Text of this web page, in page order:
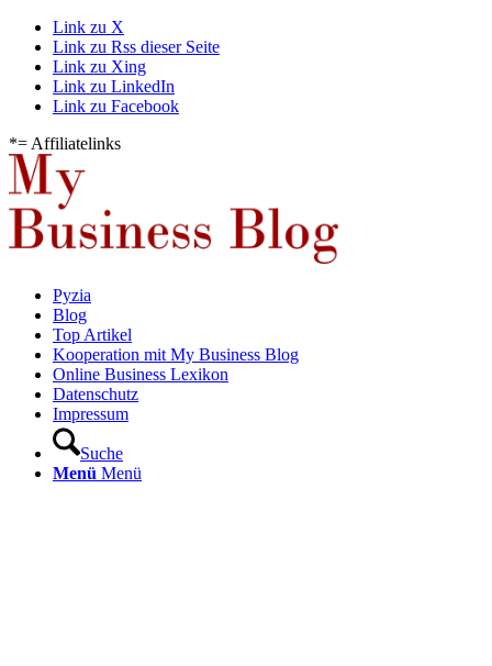
Link zu X
Link zu Rss dieser Seite
Link zu Xing
Link zu LinkedIn
Link zu Facebook
*= Affiliatelinks
Pyzia
Blog
Top Artikel
Kooperation mit My Business Blog
Online Business Lexikon
Datenschutz
Impressum
Suche
Menü Menü